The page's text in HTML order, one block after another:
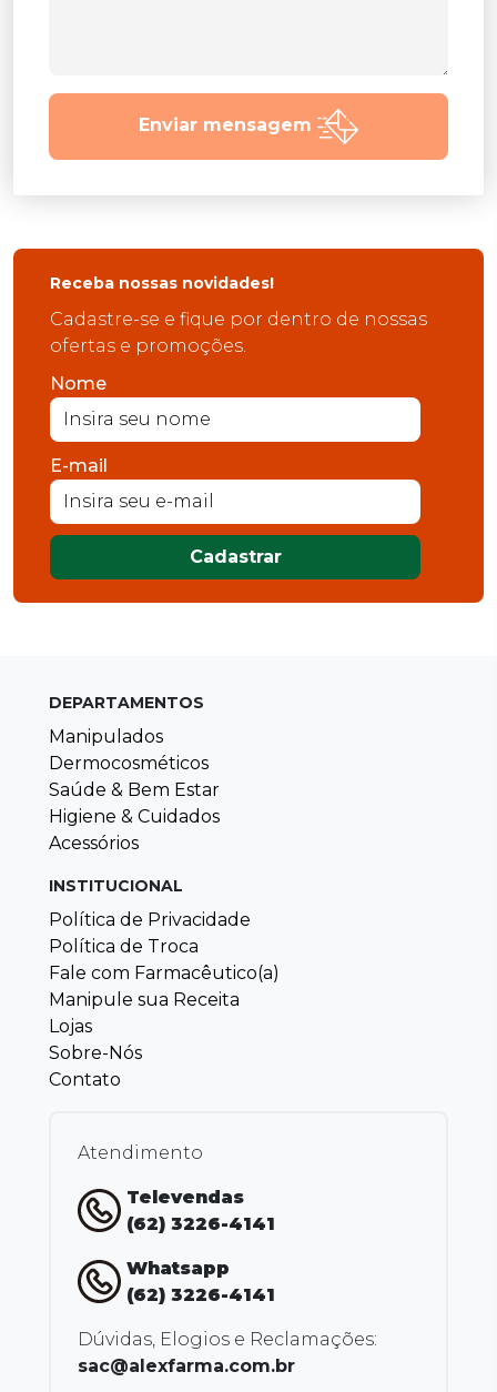
Enviar mensagem
Receba nossas novidades!
Cadastre-se e fique por dentro de nossas
ofertas e promoções.
Nome
E-mail
Cadastrar
DEPARTAMENTOS
Manipulados
Dermocosméticos
Saúde & Bem Estar
Higiene & Cuidados
Acessórios
INSTITUCIONAL
Política de Privacidade
Política de Troca
Fale com Farmacêutico(a)
Manipule sua Receita
Lojas
Sobre-Nós
Contato
Atendimento
Televendas
(62) 3226-4141
Whatsapp
(62) 3226-4141
Dúvidas, Elogios e Reclamações:
sac@alexfarma.com.br